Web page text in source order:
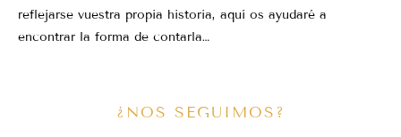
reflejarse vuestra propia historia, aquí os ayudaré a
encontrar la forma de contarla…
¿NOS SEGUIMOS?